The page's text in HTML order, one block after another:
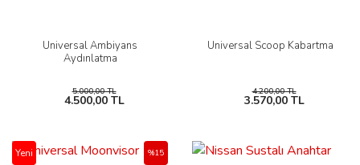
Universal Ambiyans
Aydınlatma
5.000,00 TL
4.500,00 TL
Universal Scoop Kabartma
4.200,00 TL
3.570,00 TL
Yeni %15